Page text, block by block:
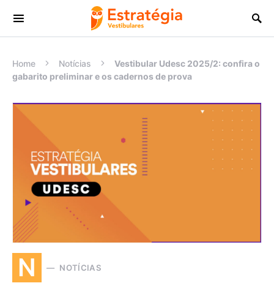
Procurar:
Home Notícias
Vestibular Udesc 2025/2: confira o
gabarito preliminar e os cadernos de prova
N NOTÍCIAS